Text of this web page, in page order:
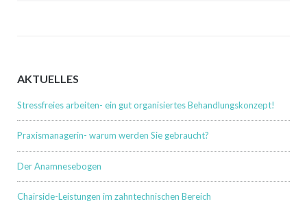
AKTUELLES
Stressfreies arbeiten- ein gut organisiertes Behandlungskonzept!
Praxismanagerin- warum werden Sie gebraucht?
Der Anamnesebogen
Chairside-Leistungen im zahntechnischen Bereich